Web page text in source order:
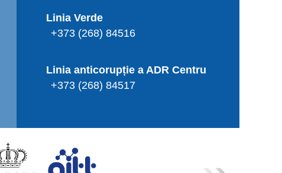
Linia Verde
+373 (268) 84516
Linia anticorupție a ADR Centru
+373 (268) 84517